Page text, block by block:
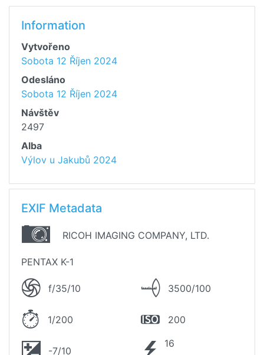
Information
Vytvořeno
Sobota 12 Říjen 2024
Odesláno
Sobota 12 Říjen 2024
Návštěv
2497
Alba
Výlov u Jakubů 2024
EXIF Metadata
RICOH IMAGING COMPANY, LTD.
PENTAX K-1
f/35/10 3500/100
1/200 200
-7/10
16